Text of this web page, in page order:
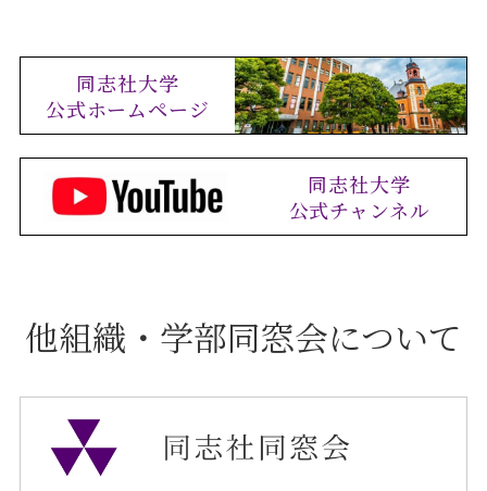
同志社大学
公式ホームページ
同志社大学
公式チャンネル
他組織・学部同窓会について